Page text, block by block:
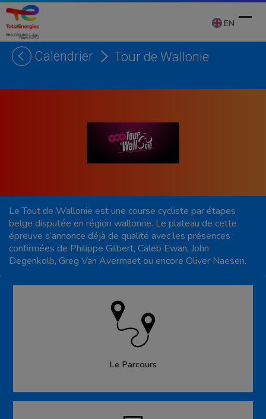
Skip
content
EN
Calendrier Tour de Wallonie
Le Tout de Wallonie est une course cycliste par étapes
belge disputée en région wallonne. Le plateau de cette
épreuve s’annonce déjà de qualité avec les présences
confirmées de Philippe Gilbert, Caleb Ewan, John
Degenkolb, Greg Van Avermaet ou encore Oliver Naesen.
Le Parcours